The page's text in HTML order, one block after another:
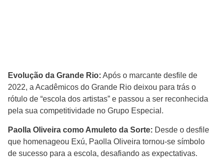
Evolução da Grande Rio: Após o marcante desfile de
2022, a Acadêmicos do Grande Rio deixou para trás o
rótulo de “escola dos artistas” e passou a ser reconhecida
pela sua competitividade no Grupo Especial.
Paolla Oliveira como Amuleto da Sorte: Desde o desfile
que homenageou Exú, Paolla Oliveira tornou-se símbolo
de sucesso para a escola, desafiando as expectativas.